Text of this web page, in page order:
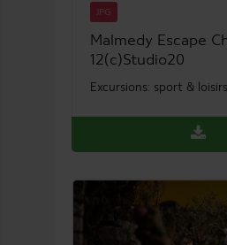
JPG
Malmedy Escape
12(c)Studio20
Excursions: sport & loisirs